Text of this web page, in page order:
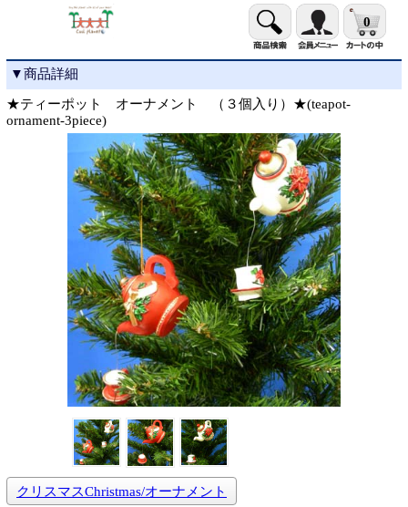
0
▼商品詳細
★ティーポット オーナメント （３個入り）★(teapot-
ornament-3piece)
クリスマスChristmas/オーナメント